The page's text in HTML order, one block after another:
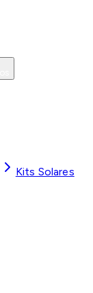
Kits Solares